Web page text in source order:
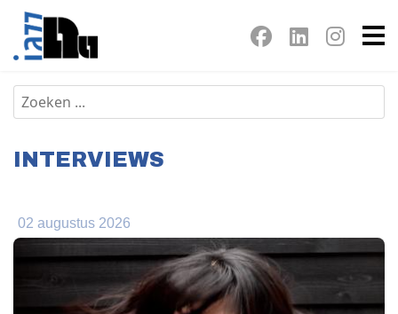
INTERVIEWS
02 augustus 2026